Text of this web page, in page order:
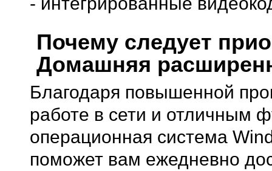
Почему следует
Домашняя
Благодаря повышенной
работе в сети и отличным
операционная система
поможет вам ежедневно